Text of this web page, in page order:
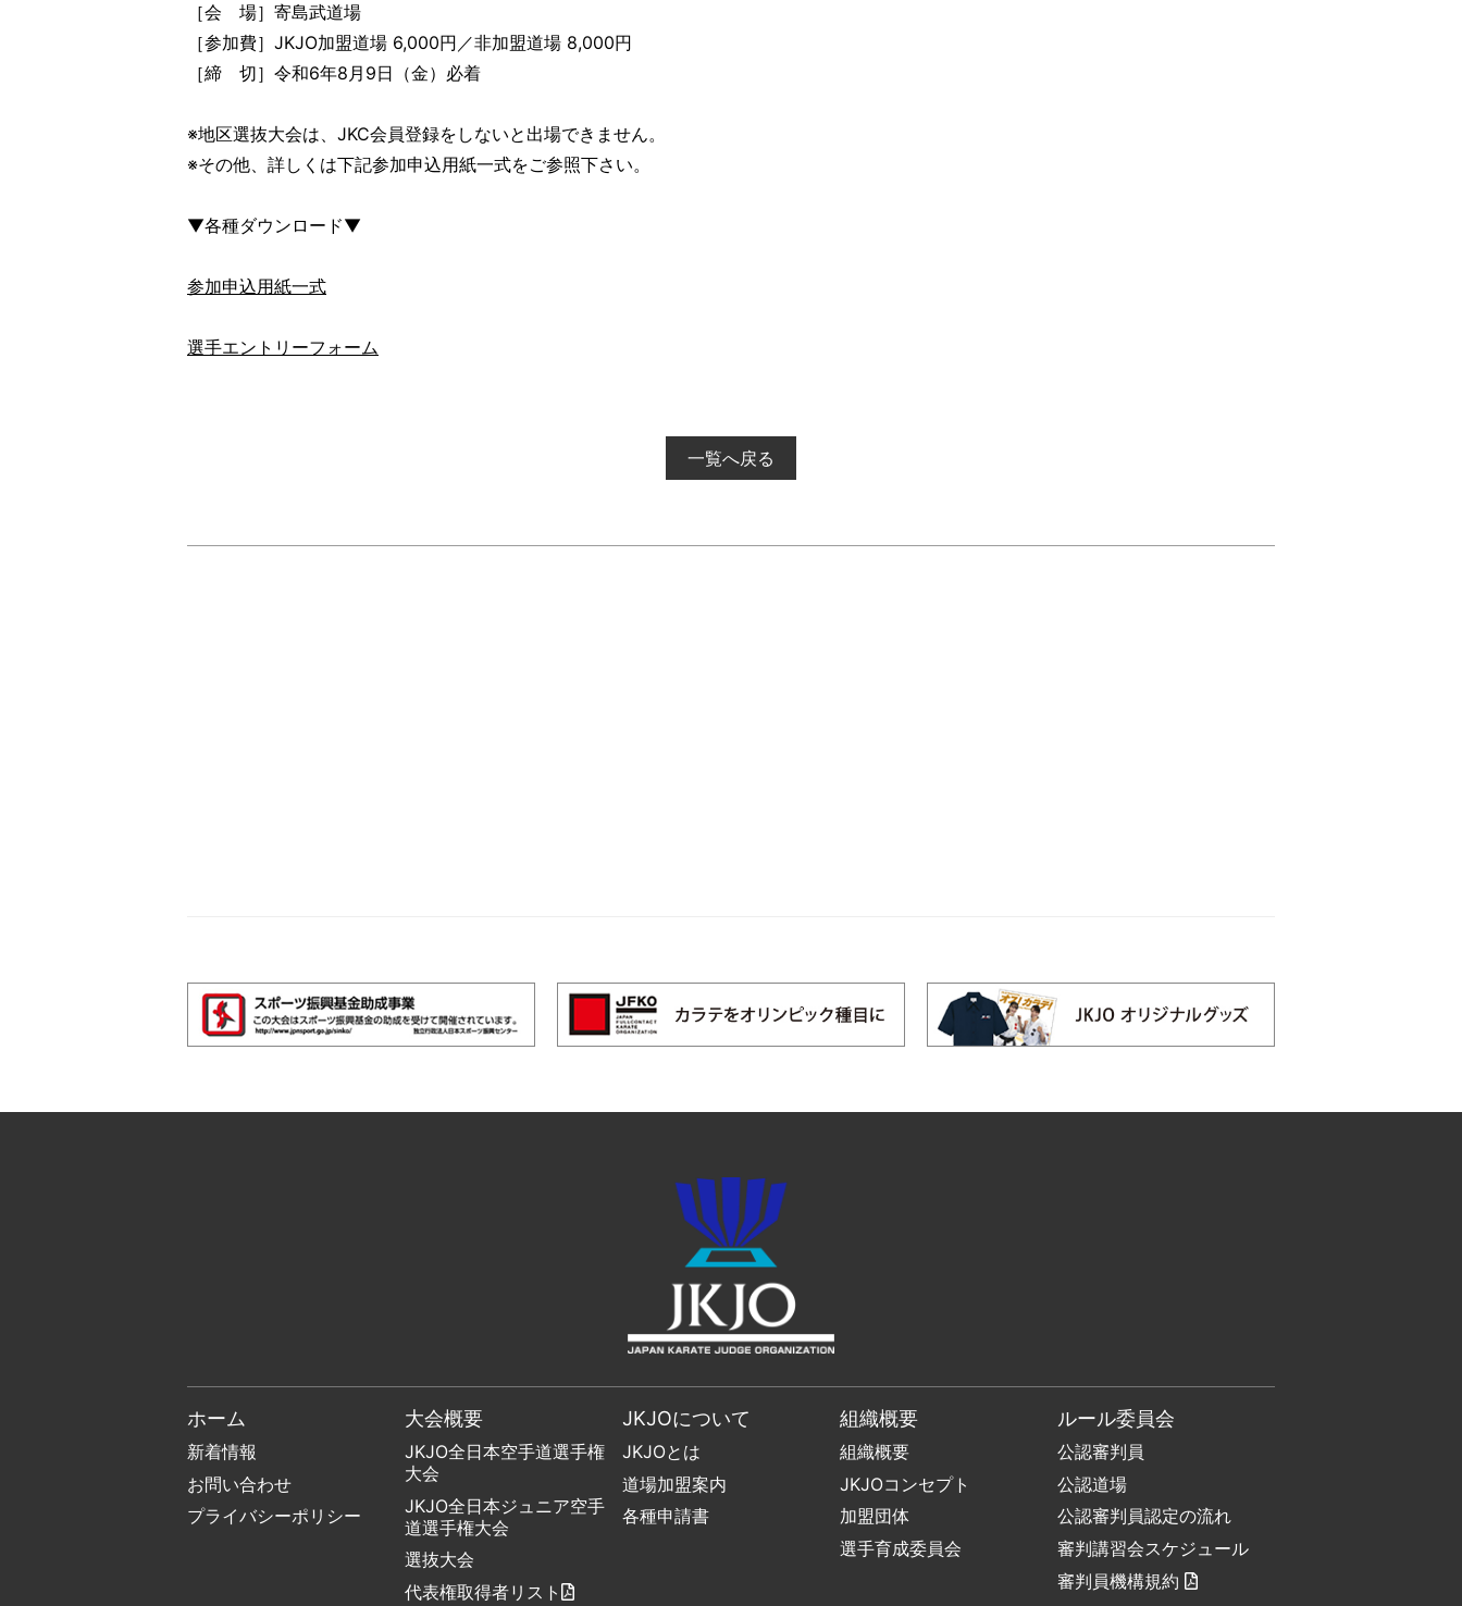
［会 場］寄島武道場
［参加費］JKJO加盟道場 6,000円／非加盟道場 8,000円
［締 切］令和6年8月9日（金）必着
※地区選抜大会は、JKC会員登録をしないと出場できません。
※その他、詳しくは下記参加申込用紙一式をご参照下さい。
▼各種ダウンロード▼
参加申込用紙一式
選手エントリーフォーム
一覧へ戻る
ホーム
新着情報
お問い合わせ
プライバシーポリシー
大会概要
JKJO全日本空手道選手権
大会
JKJO全日本ジュニア空手
道選手権大会
選抜大会
代表権取得者リスト
JKJOについて
JKJOとは
道場加盟案内
各種申請書
組織概要
組織概要
JKJOコンセプト
加盟団体
選手育成委員会
ルール委員会
公認審判員
公認道場
公認審判員認定の流れ
審判講習会スケジュール
審判員機構規約